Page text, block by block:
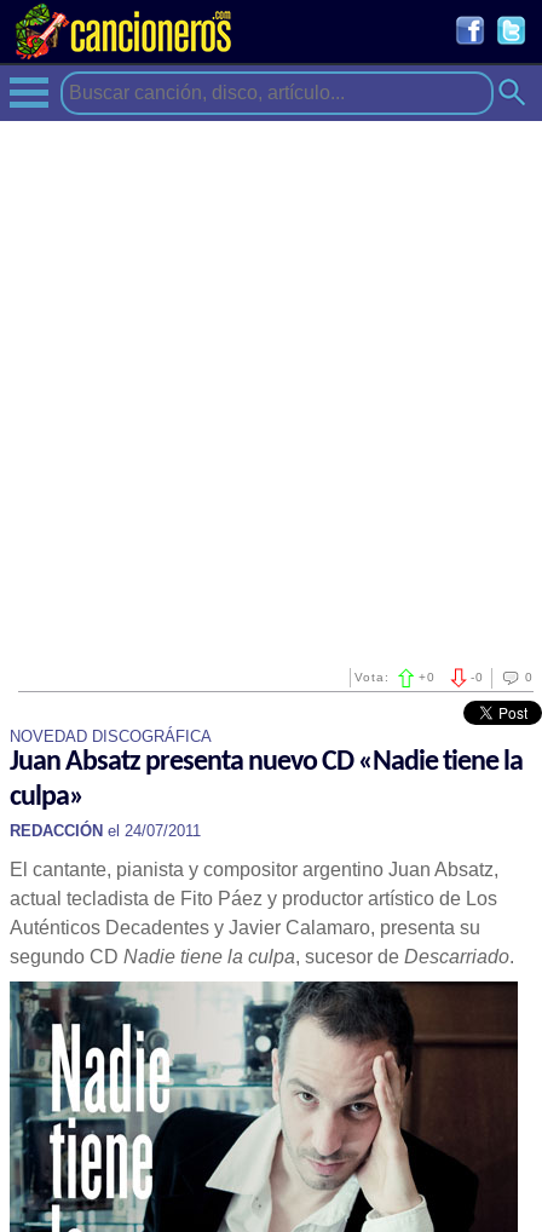
0
-0
Vota: +0
NOVEDAD DISCOGRÁFICA
Juan Absatz presenta nuevo CD «Nadie tiene la
culpa»
REDACCIÓN el 24/07/2011
El cantante, pianista y compositor argentino Juan Absatz,
actual tecladista de Fito Páez y productor artístico de Los
Auténticos Decadentes y Javier Calamaro, presenta su
segundo CD Nadie tiene la culpa, sucesor de Descarriado.